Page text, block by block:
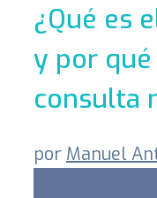
¿Qué es
y por
consulta
por Manuel